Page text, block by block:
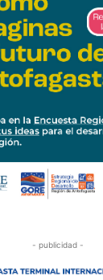
- publicidad -